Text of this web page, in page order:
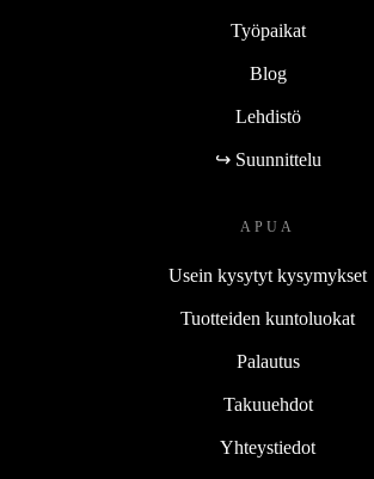
Työpaikat
Blog
Lehdistö
↪ Suunnittelu
APUA
Usein kysytyt kysymykset
Tuotteiden kuntoluokat
Palautus
Takuuehdot
Yhteystiedot